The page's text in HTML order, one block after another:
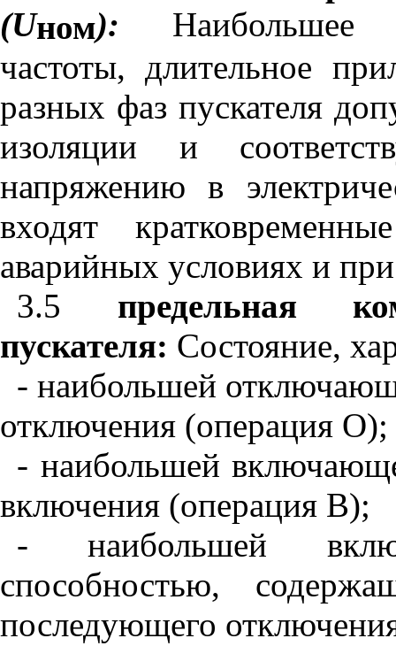
(Uном):
Наибольшее
частоты, длительное
разных фаз пускателя
изоляции
и
напряжению
в
входят
кратковременные
аварийных условиях и при
3.5
предельная
пускателя: Состояние,
- наибольшей
отключения (операция О);
- наибольшей
включения (операция В);
-наибольшей
способностью,
последующего